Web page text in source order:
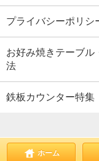
プライバシーポリシ
お好み焼きテーブル
法
鉄板カウンター特集
ホーム